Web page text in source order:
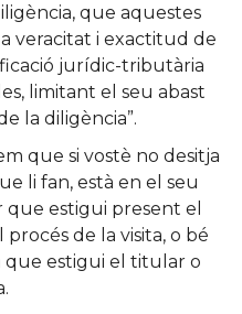
que aquestes
veracitat i exactitud de
jurídic-tributària
limitant el seu abast
la diligència”.
que si vostè no desitja
li fan, està en el seu
que estigui present el
de la visita, o bé
estigui el titular o